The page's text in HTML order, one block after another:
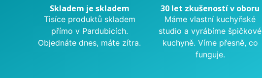
Skladem je skladem
Tisíce produktů skladem
přímo v Pardubicích.
Objednáte dnes, máte zítra.
30 let zkušeností v oboru
Máme vlastní kuchyňské
studio a vyrábíme špičkové
kuchyně. Víme přesně, co
funguje.